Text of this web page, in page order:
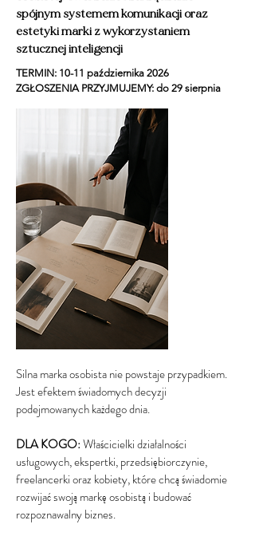
spójnym systemem komunikacji oraz
estetyki marki z wykorzystaniem
sztucznej inteligencji
TERMIN: 10-11 października 2026​
ZGŁOSZENIA PRZYJMUJEMY: do 29 sierpnia
Silna marka osobista nie powstaje przypadkiem.
Jest efektem świadomych decyzji
podejmowanych każdego dnia.​
DLA KOGO:Właścicielki działalności
usługowych, ekspertki, przedsiębiorczynie,
freelancerki oraz kobiety, które chcą świadomie
rozwijać swoją markę osobistą i budować
rozpoznawalny biznes.